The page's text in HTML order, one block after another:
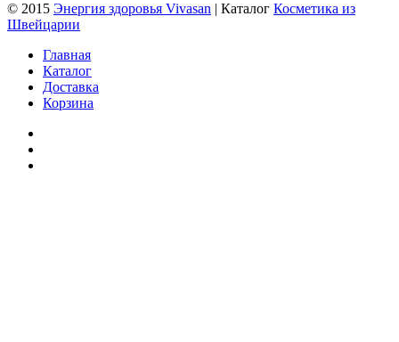
© 2015 Энергия здоровья Vivasan | Каталог Косметика из
Швейцарии
Главная
Каталог
Доставка
Корзина